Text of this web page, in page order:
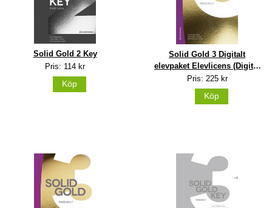
Solid Gold 2 Key
Pris: 114 kr
Köp
Solid Gold 3 Digitalt
elevpaket Elevlicens (Digital
produkt)
Pris: 225 kr
Köp